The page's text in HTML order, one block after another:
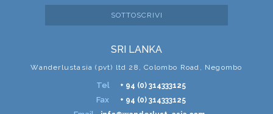
SOTTOSCRIVI
SRI LANKA
Wanderlustasia (pvt) ltd 28, Colombo Road, Negombo
Tel + 94 (0) 314333125
Fax + 94 (0) 314333125